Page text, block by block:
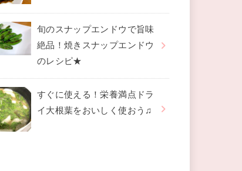
旬のスナップエンドウで旨味
絶品！焼きスナップエンドウ
のレシピ★
すぐに使える！栄養満点ドラ
イ大根葉をおいしく使おう♫